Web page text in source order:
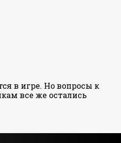
в игре. Но вопросы к
все же остались